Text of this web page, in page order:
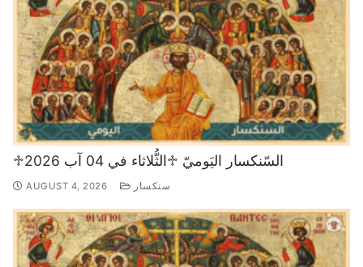
♱السّنكسار اليَوميّ ♱الثُّلاثاء في 04 آب 2026
AUGUST 4, 2026 سنكسار